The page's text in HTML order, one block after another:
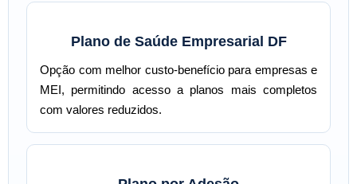
Plano de Saúde Empresarial DF
Opção com melhor custo-benefício para empresas e
MEI, permitindo acesso a planos mais completos
com valores reduzidos.